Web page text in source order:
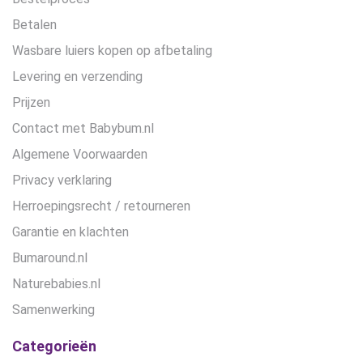
Betalen
Wasbare luiers kopen op afbetaling
Levering en verzending
Prijzen
Contact met Babybum.nl
Algemene Voorwaarden
Privacy verklaring
Herroepingsrecht / retourneren
Garantie en klachten
Bumaround.nl
Naturebabies.nl
Samenwerking
Categorieën